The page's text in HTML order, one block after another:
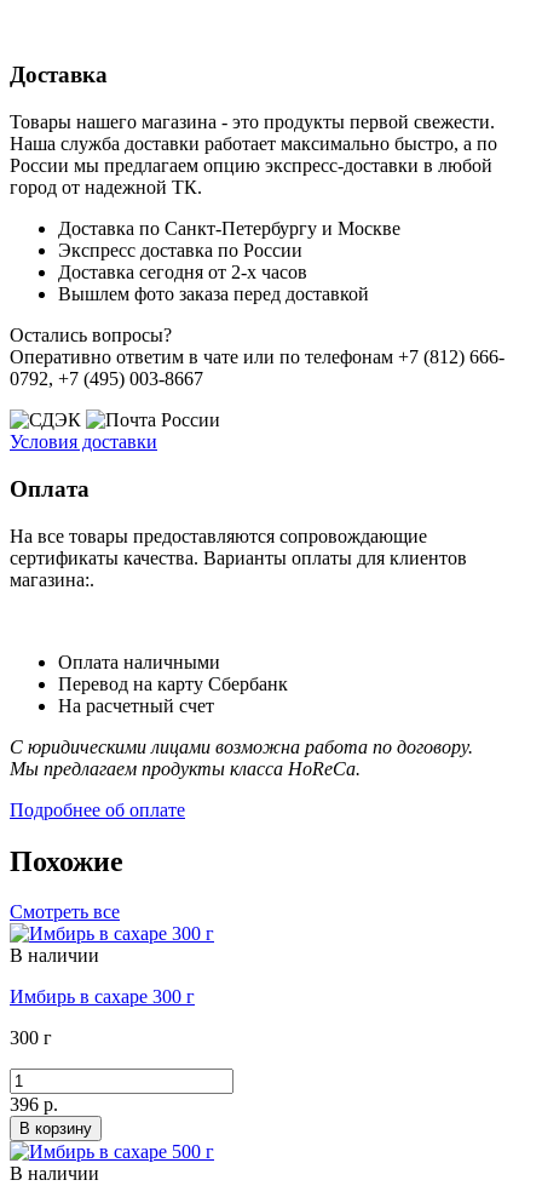
Доставка
Товары нашего магазина - это продукты первой свежести.
Наша служба доставки работает максимально быстро, а по
России мы предлагаем опцию экспресс-доставки в любой
город от надежной ТК.
Доставка по Санкт-Петербургу и Москве
Экспресс доставка по России
Доставка сегодня от 2-х часов
Вышлем фото заказа перед доставкой
Остались вопросы?
Оперативно ответим в чате или по телефонам +7 (812) 666-
0792, +7 (495) 003-8667
Условия доставки
Оплата
На все товары предоставляются сопровождающие
сертификаты качества. Варианты оплаты для клиентов
магазина:.
Оплата наличными
Перевод на карту Сбербанк
На расчетный счет
С юридическими лицами возможна работа по договору.
Мы предлагаем продукты класса HoReCa.
Подробнее об оплате
Похожие
Смотреть все
В наличии
Имбирь в сахаре 300 г
300 г
396 р.
В корзину
В наличии